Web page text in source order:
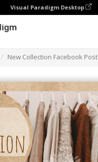
Visual Paradigm Desktop
New Collection Facebook Post